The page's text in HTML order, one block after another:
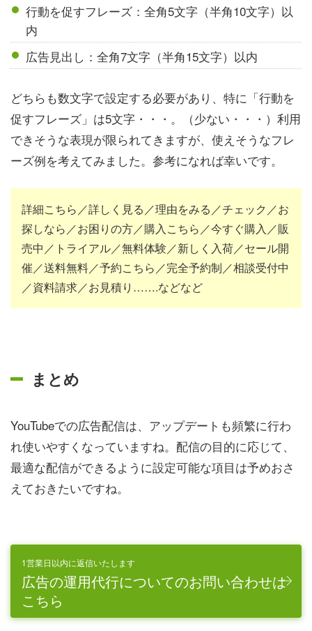
行動を促すフレーズ：全角5文字（半角10文字）以
内
広告見出し：全角7文字（半角15文字）以内
どちらも数文字で設定する必要があり、特に「行動を
促すフレーズ」は5文字・・・。（少ない・・・）利用
できそうな表現が限られてきますが、使えそうなフレ
ーズ例を考えてみました。参考になれば幸いです。
詳細こちら／詳しく見る／理由をみる／チェック／お
探しなら／お困りの方／購入こちら／今すぐ購入／販
売中／トライアル／無料体験／新しく入荷／セール開
催／送料無料／予約こちら／完全予約制／相談受付中
／資料請求／お見積り…….などなど
まとめ
YouTubeでの広告配信は、アップデートも頻繁に行わ
れ使いやすくなっていますね。配信の目的に応じて、
最適な配信ができるように設定可能な項目は予めおさ
えておきたいですね。
1営業日以内に返信いたします
広告の運用代行についてのお問い合わせは
こちら